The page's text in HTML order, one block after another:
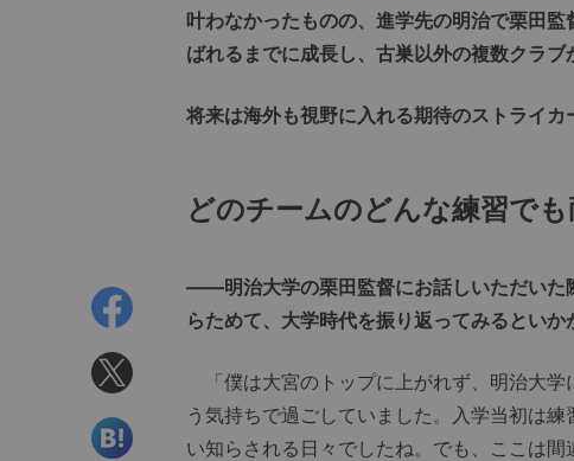
叶わなかったものの、進学先の明治で栗田
ばれるまでに成長し、古巣以外の複数クラブ
将来は海外も視野に入れる期待のストライ
どのチームのどんな練習で
――明治大学の栗田監督にお話しいただいた
らためて、大学時代を振り返ってみるといか
「僕は大宮のトップに上がれず、明治大
う気持ちで過ごしていました。入学当初は
い知らされる日々でしたね。でも、ここは